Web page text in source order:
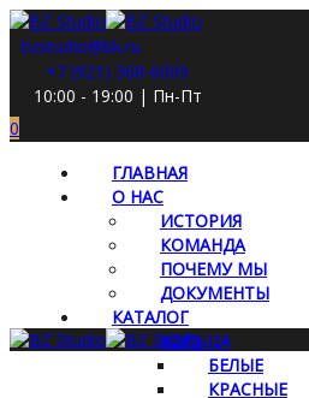
bzstudio@bk.ru
+7 (921) 368-6009
10:00 - 19:00 | Пн-Пт
0
ГЛАВНАЯ
О НАС
ИСТОРИЯ
КОМАНДА
ПОЧЕМУ МЫ
ДОКУМЕНТЫ
КАТАЛОГ
КОЛЬЦА
БЕЛЫЕ
КРАСНЫЕ